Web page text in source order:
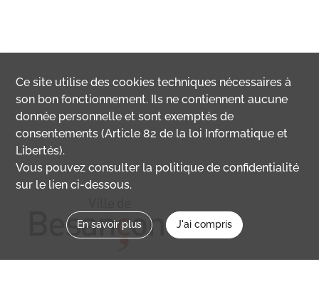
Ce site utilise descookies techniques nécessaires à
son bon fonctionnement. Ils ne contiennent aucune
donnée personnelle et sont exemptés de
consentements (Article 82 de la loi Informatique et
Libertés).
Vous pouvez consulter la politique de confidentialité
sur le lien ci-dessous.
En savoir plus J'ai compris